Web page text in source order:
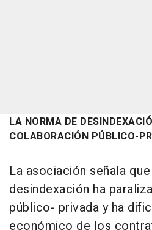
LA NORMA DE
COLABORACIÓN PÚBLICO-
La asociación señala
desindexación ha
público- privada y ha
económico de los